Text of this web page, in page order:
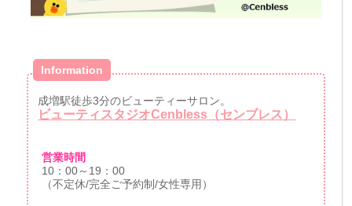
Information
成増駅徒歩3分のビューティーサロン。
ビューティスタジオCenbless（センブレス）
営業時間
10：00～19：00
（不定休/完全ご予約制/女性専用）